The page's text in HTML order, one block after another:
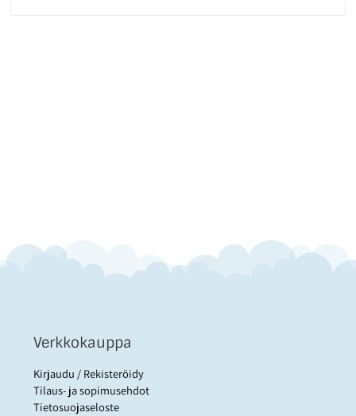
Verkkokauppa
Kirjaudu / Rekisteröidy
Tilaus- ja sopimusehdot
Tietosuojaseloste